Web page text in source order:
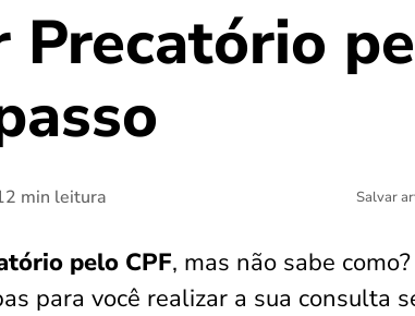
min leitura Salvar
pelo CPF, mas não sabe como?
para você realizar a sua consulta